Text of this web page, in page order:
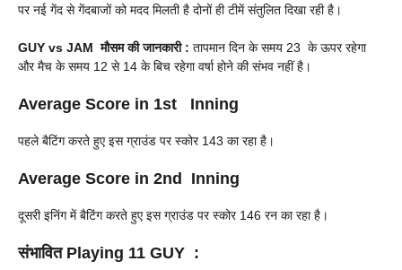
पर नई गेंद से गेंदबाजों को मदद मिलती है दोनों ही टीमें संतुलित दिखा रही है।
GUY vs JAMमौसम की जानकारी : तापमान दिन के समय 23 के ऊपर रहेगा
और मैच के समय 12 से 14 के बिच रहेगा वर्षा होने की संभव नहीं है।
Average Score in 1st Inning
पहले बैटिंग करते हुए इस ग्राउंड पर स्कोर 143 का रहा है।
Average Score in 2nd Inning
दूसरी इनिंग में बैटिंग करते हुए इस ग्राउंड पर स्कोर 146 रन का रहा है।
संभावित Playing 11 GUY :